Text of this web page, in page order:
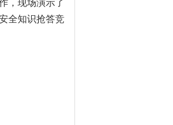
，现场演示了
全知识抢答竞